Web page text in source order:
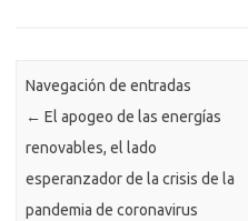
Navegación de entradas
← El apogeo de las energías
renovables, el lado
esperanzador de la crisis de la
pandemia de coronavirus